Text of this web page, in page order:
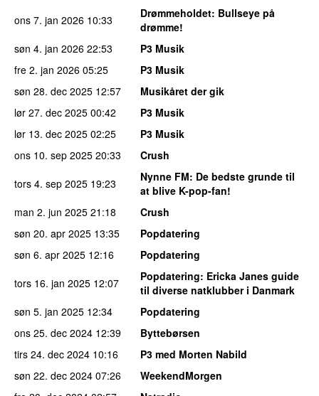
ons 7. jan 2026 10:33 Drømmeholdet: Bullseye på
drømme!
søn 4. jan 2026 22:53
P3 Musik
fre 2. jan 2026 05:25
P3 Musik
søn 28. dec 2025 12:57
Musikåret der gik
lør 27. dec 2025 00:42
P3 Musik
lør 13. dec 2025 02:25
P3 Musik
ons 10. sep 2025 20:33
Crush
tors 4. sep 2025 19:23 Nynne FM: De bedste grunde til
at blive K-pop-fan!
man 2. jun 2025 21:18
Crush
søn 20. apr 2025 13:35
Popdatering
søn 6. apr 2025 12:16
Popdatering
tors 16. jan 2025 12:07 Popdatering: Ericka Janes guide
til diverse natklubber i Danmark
søn 5. jan 2025 12:34
Popdatering
ons 25. dec 2024 12:39
Byttebørsen
tirs 24. dec 2024 10:16
P3 med Morten Nabild
søn 22. dec 2024 07:26
WeekendMorgen